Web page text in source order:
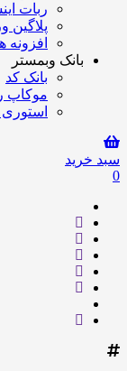
ربات
پلاگین
افزونه
بانک وبمستر
بانک کد
موکاپ
استوری
سبد خرید
0